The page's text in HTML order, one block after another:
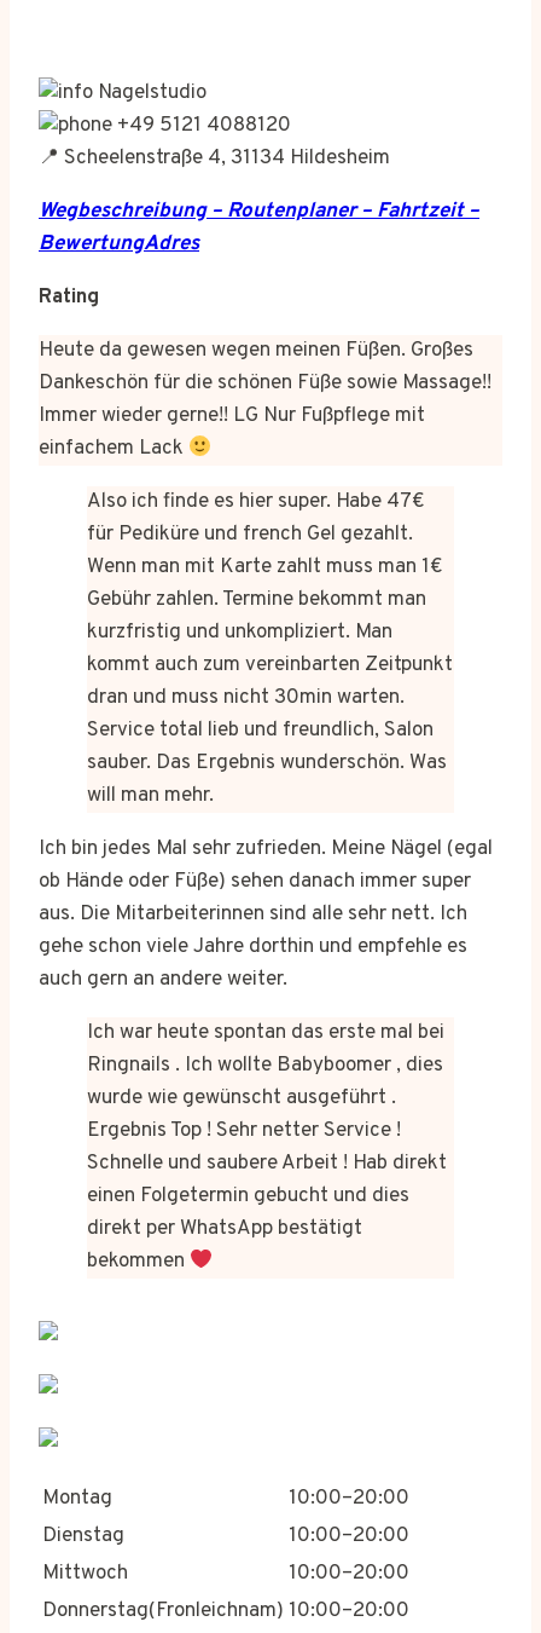
Nagelstudio
+49 5121 4088120
📍 Scheelenstraße 4, 31134 Hildesheim
Wegbeschreibung – Routenplaner – Fahrtzeit –
BewertungAdres
Rating
Heute da gewesen wegen meinen Füßen. Großes
Dankeschön für die schönen Füße sowie Massage!!
Immer wieder gerne!! LG Nur Fußpflege mit
einfachem Lack
Also ich finde es hier super. Habe 47€
für Pediküre und french Gel gezahlt.
Wenn man mit Karte zahlt muss man 1€
Gebühr zahlen. Termine bekommt man
kurzfristig und unkompliziert. Man
kommt auch zum vereinbarten Zeitpunkt
dran und muss nicht 30min warten.
Service total lieb und freundlich, Salon
sauber. Das Ergebnis wunderschön. Was
will man mehr.
Ich bin jedes Mal sehr zufrieden. Meine Nägel (egal
ob Hände oder Füße) sehen danach immer super
aus. Die Mitarbeiterinnen sind alle sehr nett. Ich
gehe schon viele Jahre dorthin und empfehle es
auch gern an andere weiter.
Ich war heute spontan das erste mal bei
Ringnails . Ich wollte Babyboomer , dies
wurde wie gewünscht ausgeführt .
Ergebnis Top ! Sehr netter Service !
Schnelle und saubere Arbeit ! Hab direkt
einen Folgetermin gebucht und dies
direkt per WhatsApp bestätigt
bekommen
Montag
10:00–20:00
Dienstag
10:00–20:00
Mittwoch
10:00–20:00
Donnerstag(Fronleichnam) 10:00–20:00